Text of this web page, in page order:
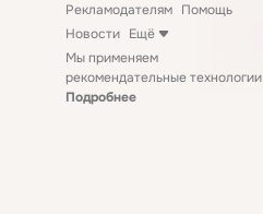
Рекламодателям Помощь
Новости Ещё
Мы применяем
рекомендательные технологии
Подробнее